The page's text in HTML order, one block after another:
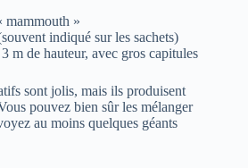
mammouth »
indiqué sur les sachets)
m de hauteur, avec gros capitules
sont jolis, mais ils produisent
pouvez bien sûr les mélanger
au moins quelques géants